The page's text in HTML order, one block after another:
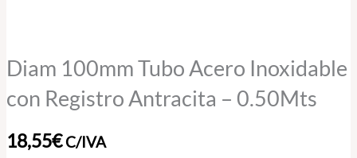
Diam 100mm Tubo Acero Inoxidable
con Registro Antracita – 0.50Mts
18,55€C/IVA
Acero
con
Antracita